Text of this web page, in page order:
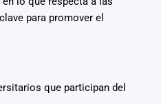
para promover el
que participan del